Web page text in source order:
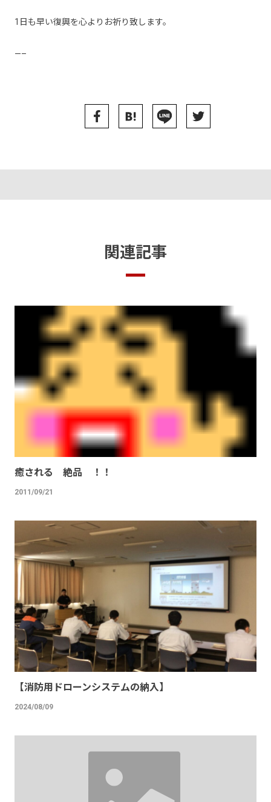
1日も早い復興を心よりお祈り致します。
—–
関連記事
癒される 絶品 ！！
2011/09/21
【消防用ドローンシステムの納入】
2024/08/09